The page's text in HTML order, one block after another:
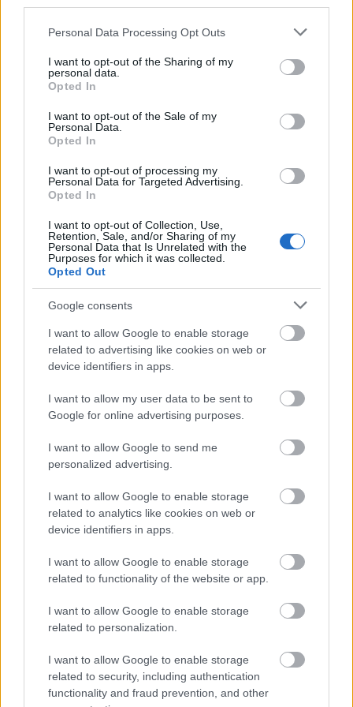
Please note that this website/app uses one or more Google
not limited to your visit or usage behaviour. You may click to
grant or deny consent to Google and its third-party tags to
use your data for below specified purposes in below Google
consent section.
Personal Data Processing Opt Outs
I want to opt-out of the Sharing of my
personal data.
Opted In
I want to opt-out of the Sale of my
Personal Data.
Opted In
I want to opt-out of processing my
Personal Data for Targeted Advertising.
Opted In
I want to opt-out of Collection, Use,
Retention, Sale, and/or Sharing of my
Personal Data that Is Unrelated with the
Purposes for which it was collected.
Opted Out
Google consents
I want to allow Google to enable storage
related to advertising like cookies on web or
device identifiers in apps.
I want to allow my user data to be sent to
Google for online advertising purposes.
I want to allow Google to send me
personalized advertising.
I want to allow Google to enable storage
related to analytics like cookies on web or
device identifiers in apps.
I want to allow Google to enable storage
related to functionality of the website or app.
I want to allow Google to enable storage
related to personalization.
I want to allow Google to enable storage
related to security, including authentication
functionality and fraud prevention, and other
Cadouri pentru domnisoarele
Domnisoarele de onoare sunt,
rudele miresei, persoane pe
foarte bine. Cadourile mai putin costisitoare, dar
care sa le aminteasca de voi si nunta voastra pot fi
foarte apreciate. Puteti cumpara cate un set de
bijuterii din argint pe care sa gravati numele
voastre (ale mirilor) si textul "Multumim din suflet".
Sau puteti sa alegeti cadouri mai haioase, gen
lenjerie intima traznita, tricouri cu mesaje, rame
foto vesele.
Cadouri pentru cavalerii de onoare
Faptul ca nu se asteapta sa primeasca un cadou de
la miri va fi cel mai frumos cadou, cea mai placuta
surpriza. Barbatilor le puteti oferi cam orice, fie ca
alegeti cadouri identice si universale pentru toti
(cum ar fi stilouri, cravate, tricouri inscriptionate
cu mesaje haioase - gen "You're my be(a)st man"-
mic cadou in functie de preocuparile lui (pipa sau
sau un joc de sah / table deosebite).